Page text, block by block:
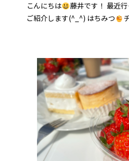
こんにちは 藤井です！ 最近
ご紹介します(^_^) はちみつ